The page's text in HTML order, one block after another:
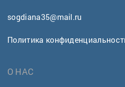
sogdiana35@mail.ru
Политика
О НАС